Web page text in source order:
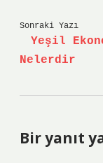
Sonraki Yazı
Yeşil
Nelerdir
Bir yanıt